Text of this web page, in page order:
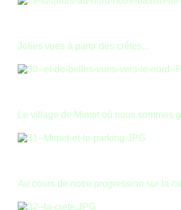
Jolies vues à partir des crêtes...
Le village de Mimet où nous sommes
Au cours de notre progression sur la